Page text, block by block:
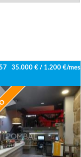
35.000 € / 1.200 €/mes